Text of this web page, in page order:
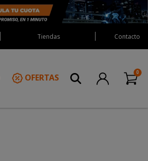
Tiendas Contacto
OFERTAS